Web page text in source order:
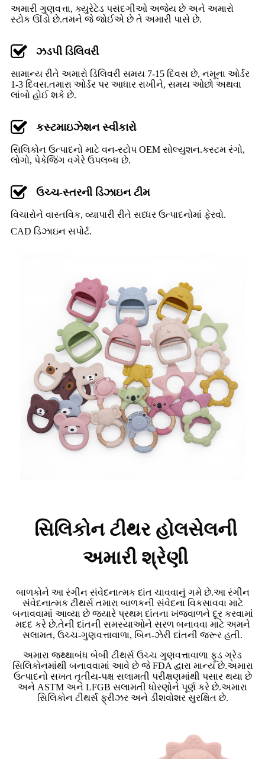
અમારી ગુણવત્તા, ક્યુરેટેડ પસંદગીઓ અજેય છે અને અમારો
સ્ટોક ઊંડો છે.તમને જે જોઈએ છે તે અમારી પાસે છે.
ઝડપી ડિલિવરી
સામાન્ય રીતે અમારો ડિલિવરી સમય 7-15 દિવસ છે, નમૂના ઓર્ડર
1-3 દિવસ.તમારા ઓર્ડર પર આધાર રાખીને, સમય ઓછો અથવા
લાંબો હોઈ શકે છે.
કસ્ટમાઇઝેશન સ્વીકારો
સિલિકોન ઉત્પાદનો માટે વન-સ્ટોપ OEM સોલ્યુશન.કસ્ટમ રંગો,
લોગો, પેકેજિંગ વગેરે ઉપલબ્ધ છે.
ઉચ્ચ-સ્તરની ડિઝાઇન ટીમ
વિચારોને વાસ્તવિક, વ્યાપારી રીતે સધ્ધર ઉત્પાદનોમાં ફેરવો.
CAD ડિઝાઇન સપોર્ટ.
સિલિકોન ટીથર હોલસેલની
અમારી શ્રેણી
બાળકોને આ રંગીન સંવેદનાત્મક દાંત ચાવવાનું ગમે છે.આ રંગીન
સંવેદનાત્મક ટીથર્સ તમારા બાળકની સંવેદના વિકસાવવા માટે
બનાવવામાં આવ્યા છે જ્યારે પ્રથમ દાંતના ખંજવાળને દૂર કરવામાં
મદદ કરે છે.તેની દાંતની સમસ્યાઓને સરળ બનાવવા માટે અમને
સલામત, ઉચ્ચ-ગુણવત્તાવાળા, બિન-ઝેરી દાંતની જરૂર હતી.
અમારા જથ્થાબંધ બેબી ટીથર્સ ઉચ્ચ ગુણવત્તાવાળા ફૂડ ગ્રેડ
સિલિકોનમાંથી બનાવવામાં આવે છે જે FDA દ્વારા માન્ય છે.અમારા
ઉત્પાદનો સખત તૃતીય-પક્ષ સલામતી પરીક્ષણમાંથી પસાર થયા છે
અને ASTM અને LFGB સલામતી ધોરણોને પૂર્ણ કરે છે.અમારા
સિલિકોન ટીથર્સ ફ્રીઝર અને ડીશવોશર સુરક્ષિત છે.